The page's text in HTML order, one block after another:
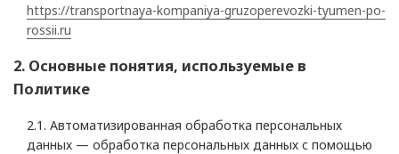
https://transportnaya-kompaniya-gruzoperevozki-tyumen-po-
rossii.ru
2. Основные понятия, используемые в
Политике
2.1. Автоматизированная обработка персональных
данных — обработка персональных данных с помощью